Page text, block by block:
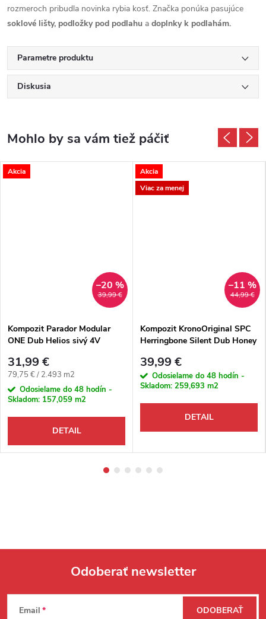
rozmeroch pribudla novinka rybia kosť. Značka ponúka pasujúce
soklové lišty, podložky pod podlahu a doplnky k podlahám.
Parametre produktu
Diskusia
Akcia
39,99 €
–20 %
Kompozit Parador Modular
ONE Dub Helios sivý 4V
31,99 €
Jednotková cena:
79,75 € / 2.493 m2
Odosielame do 48 hodín -
Skladom: 157,059 m2
DETAIL
Akcia
Viac za menej
44,99 €
–11 %
Kompozit KronoOriginal SPC
Herringbone Silent Dub Honey
39,99 €
Odosielame do 48 hodín -
Skladom: 259,693 m2
DETAIL
Zápätie
Odoberať newsletter
Email ODOBERAŤ